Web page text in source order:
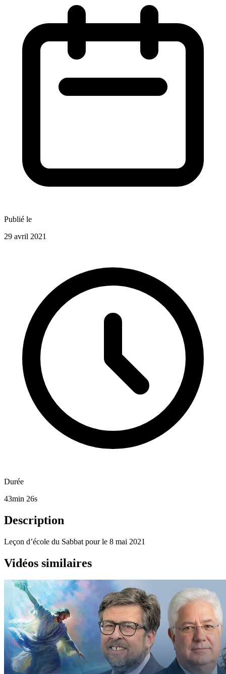
Publié le
29 avril 2021
Durée
43min 26s
Description
Leçon d’école du Sabbat pour le 8 mai 2021
Vidéos similaires